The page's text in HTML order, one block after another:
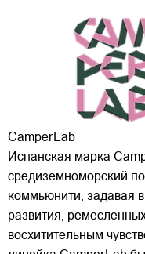
CamperLab
Испанская марка
средиземноморский
коммьюнити, задавая
развития,
восхитительным